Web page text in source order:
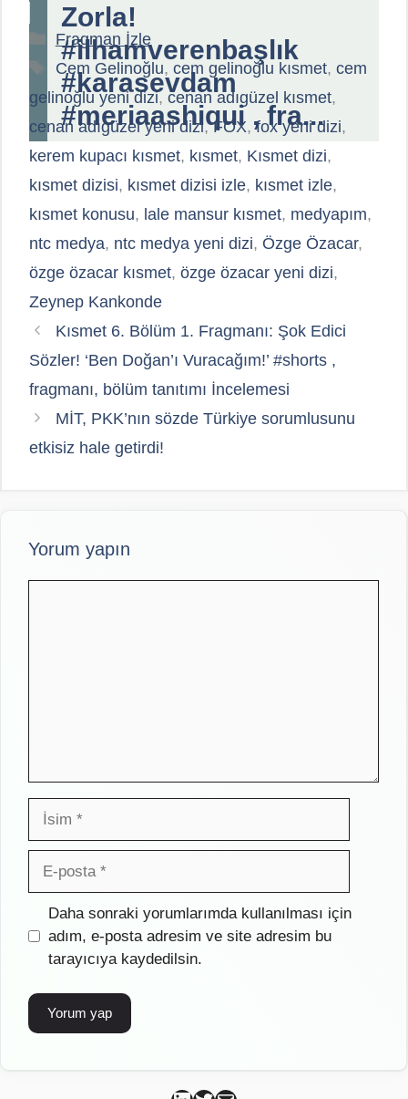
Zorla!
#ilhamverenbaşlık
#karasevdam
#meriaashiqui , fra...
Kategoriler
Fragman İzle
Etiketler
Cem Gelinoğlu, cem gelinoğlu kısmet, cem
gelinoğlu yeni dizi, cenan adıgüzel kısmet,
cenan adıgüzel yeni dizi,FOX,fox yeni dizi,
kerem kupacı kısmet, kısmet, Kısmet dizi,
kısmet dizisi, kısmet dizisi izle, kısmet izle,
kısmet konusu, lale mansur kısmet, medyapım,
ntc medya, ntc medya yeni dizi, Özge Özacar,
özge özacar kısmet, özge özacar yeni dizi,
Zeynep Kankonde
Kısmet 6. Bölüm 1. Fragmanı: Şok Edici
Sözler! ‘Ben Doğan’ı Vuracağım!’ #shorts ,
fragmanı, bölüm tanıtımı İncelemesi
MİT, PKK’nın sözde Türkiye sorumlusunu
etkisiz hale getirdi!
Yorum yapın
İsim
posta
İnternet
sitesi
Daha sonraki yorumlarımda kullanılması için
adım, e-posta adresim ve site adresim bu
tarayıcıya kaydedilsin.